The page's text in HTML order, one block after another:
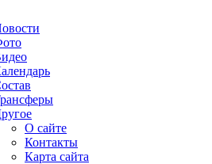
О сайте
Контакты
Карта сайта